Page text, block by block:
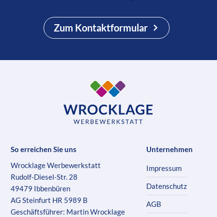
Zum Kontaktformular
So erreichen Sie uns
Wrocklage Werbewerkstatt
Rudolf-Diesel-Str. 28
49479 Ibbenbüren
AG Steinfurt HR 5989 B
Geschäftsführer: Martin Wrocklage
Unternehmen
Impressum
Datenschutz
AGB